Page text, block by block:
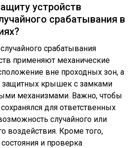
устройств
срабатывания в
срабатывания
применяют механические
вне проходных зон, а
защитных крышек с замками
механизмами. Важно, чтобы
для ответственных
случайного или
воздействия. Кроме того,
и проверка